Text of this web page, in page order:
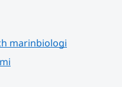
marinbiologi